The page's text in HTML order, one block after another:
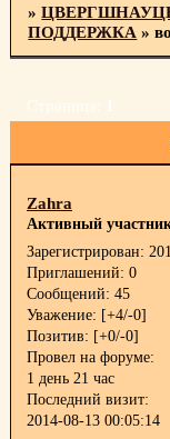
»
ПОДДЕРЖКА »
Страница: 1
Zahra
Активный
Зарегистрирован:
Приглашений: 0
Сообщений: 45
Уважение: [+4/-0]
Позитив: [+0/-0]
Провел на форуме:
1 день 21 час
Последний визит:
2014-08-13 00:05:14